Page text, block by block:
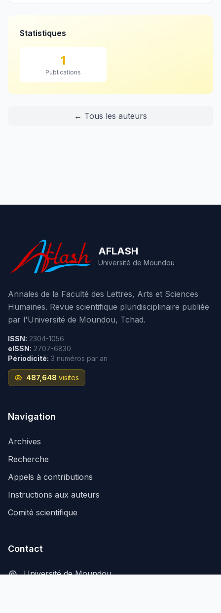
Statistiques
1
Publications
← Tous les auteurs
AFLASH
Université de Moundou
Annales de la Faculté des Lettres, Arts et Sciences
Humaines. Revue scientifique pluridisciplinaire publiée
par l'Université de Moundou, Tchad.
ISSN: 2304-1056
eISSN: 2707-6830
Périodicité: 3 numéros par an
487,648 visites
Navigation
Archives
Recherche
Appels à contributions
Instructions aux auteurs
Comité scientifique
Contact
Université de Moundou